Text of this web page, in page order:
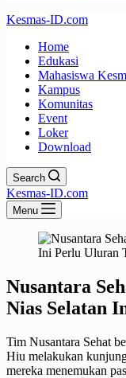
Kesmas-ID.com
Home
Edukasi
Mahasiswa
Kampus
Komunitas
Event
Loker
Download
Search
Kesmas-ID.com
Menu
Nusantara
Nias Selatan
Tim Nusantara Sehat
Hiu melakukan
mereka menemukan